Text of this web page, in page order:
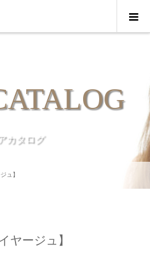
カタログ
ュ】
ヤージュ】